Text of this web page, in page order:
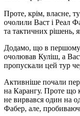
Проте, крім, власне,
очолили Васт і Реал
та тактичних рішень,
Додамо, що в першому
очолював Куліш, а
пропускали цей тур
Активніше почали
на Карангу. Проте що
не вирвався один на
Фабер, але,